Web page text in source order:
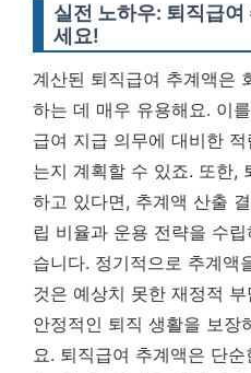
실전 노하우: 퇴직급
세요!
계산된 퇴직급여 추계액은
하는 데 매우 유용해요. 이
급여 지급 의무에 대비한
는지 계획할 수 있죠. 또한,
하고 있다면, 추계액 산출
립 비율과 운용 전략을 수
습니다. 정기적으로 추계액
것은 예상치 못한 재정적
안정적인 퇴직 생활을 보장
요. 퇴직급여 추계액은 단